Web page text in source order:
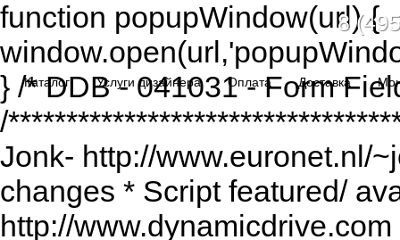
function popupWindow(url) {
} /* DDB - 041031 - Form
/
Jonk- http://www.euronet.nl/
changes * Script featured/
http://
8
Каталог Услуги дизайнера Оплата Доставка